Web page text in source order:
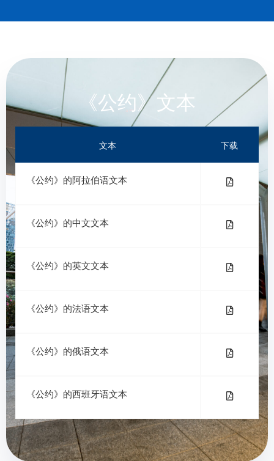
《公约》文本
文本 下载
《公约》的阿拉伯语文本
《公约》的中文文本
《公约》的英文文本
《公约》的法语文本
《公约》的俄语文本
《公约》的西班牙语文本